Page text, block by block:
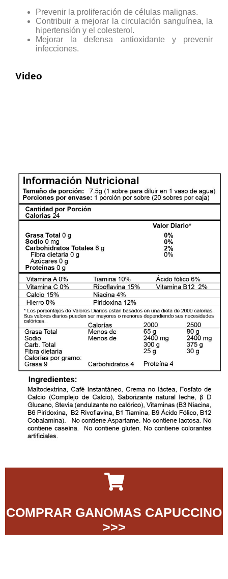
Prevenir la proliferación de células malignas.
Contribuir a mejorar la circulación sanguínea, la
hipertensión y el colesterol.
Mejorar la defensa antioxidante y prevenir
infecciones.
Video
COMPRAR GANOMAS CAPUCCINO
>>>